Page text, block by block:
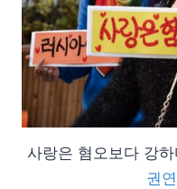
사랑은 혐오보다 강
권